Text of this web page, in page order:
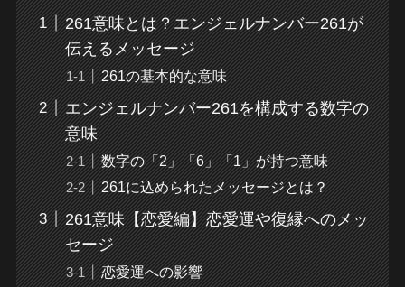
261意味とは？エンジェルナンバー261が
伝えるメッセージ
261の基本的な意味
エンジェルナンバー261を構成する数字の
意味
数字の「2」「6」「1」が持つ意味
261に込められたメッセージとは？
261意味【恋愛編】恋愛運や復縁へのメッ
セージ
恋愛運への影響